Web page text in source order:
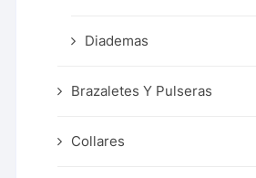
Diademas
Brazaletes Y Pulseras
Collares